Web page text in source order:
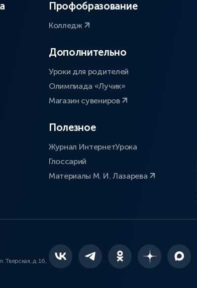
Профобразование
Колледж
Дополнительно
Уроки для родителей
Олимпиада «Лучик»
Магазин сувениров
Полезное
Журнал ИнтернетУрока
Глоссарий
Материалы М. И. Лазарева
Тверская, д. 16,